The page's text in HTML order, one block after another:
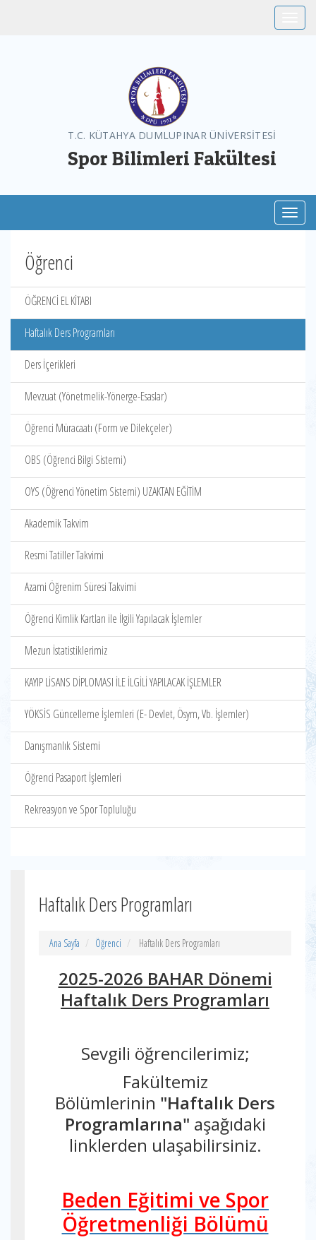
T.C. KÜTAHYA DUMLUPINAR ÜNİVERSİTESİ
Spor Bilimleri Fakültesi
Öğrenci
ÖĞRENCİ EL KİTABI
Haftalık Ders Programları
Ders İçerikleri
Mevzuat (Yönetmelik-Yönerge-Esaslar)
Öğrenci Müracaatı (Form ve Dilekçeler)
OBS (Öğrenci Bilgi Sistemi)
OYS (Öğrenci Yönetim Sistemi) UZAKTAN EĞİTİM
Akademik Takvim
Resmi Tatiller Takvimi
Azami Öğrenim Süresi Takvimi
Öğrenci Kimlik Kartları ile İlgili Yapılacak İşlemler
Mezun İstatistiklerimiz
KAYIP LİSANS DİPLOMASI İLE İLGİLİ YAPILACAK İŞLEMLER
YÖKSİS Güncelleme İşlemleri (E- Devlet, Ösym, Vb. İşlemler)
Danışmanlık Sistemi
Öğrenci Pasaport İşlemleri
Rekreasyon ve Spor Topluluğu
Haftalık Ders Programları
Ana Sayfa Öğrenci Haftalık Ders Programları
2025-2026 BAHAR Dönemi
Haftalık Ders Programları
Sevgili öğrencilerimiz;
Fakültemiz
Bölümlerinin "Haftalık Ders
Programlarına" aşağıdaki
linklerden ulaşabilirsiniz.
Beden Eğitimi ve Spor
Öğretmenliği Bölümü